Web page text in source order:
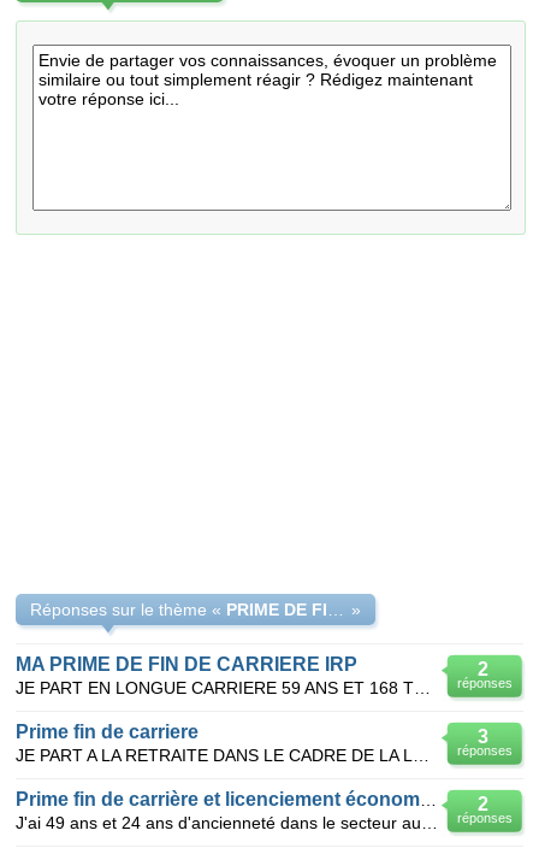
Réponses sur le thème « »
2
réponses
MA PRIME DE FIN DE CARRIERE IRP
3
réponses
Prime fin de carriere
2
réponses